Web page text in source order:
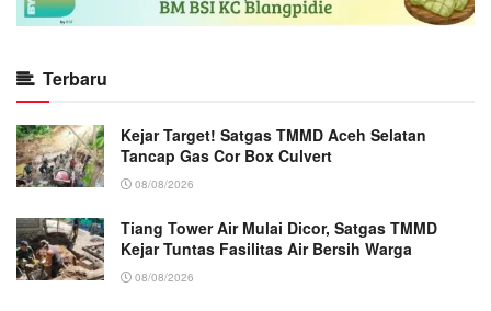
Terbaru
Kejar Target! Satgas TMMD Aceh Selatan
Tancap Gas Cor Box Culvert
08/08/2026
Tiang Tower Air Mulai Dicor, Satgas TMMD
Kejar Tuntas Fasilitas Air Bersih Warga
08/08/2026